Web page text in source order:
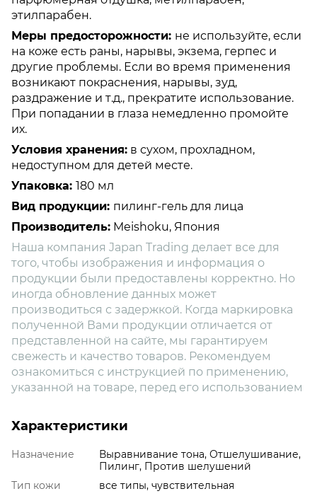
этилпарабен.
Меры предосторожности: не используйте, если
на коже есть раны, нарывы, экзема, герпес и
другие проблемы. Если во время применения
возникают покраснения, нарывы, зуд,
раздражение и т.д., прекратите использование.
При попадании в глаза немедленно промойте
их.
Условия хранения: в сухом, прохладном,
недоступном для детей месте.
Упаковка: 180 мл
Вид продукции: пилинг-гель для лица
Производитель: Meishoku, Япония
Наша компания Japan Trading делает все для
того, чтобы изображения и информация о
продукции были предоставлены корректно. Но
иногда обновление данных может
производиться с задержкой. Когда маркировка
полученной Вами продукции отличается от
представленной на сайте, мы гарантируем
свежесть и качество товаров. Рекомендуем
ознакомиться с инструкцией по применению,
указанной на товаре, перед его использованием
Характеристики
Назначение
Выравнивание тона, Отшелушивание,
Пилинг, Против шелушений
Тип кожи
все типы, чувствительная